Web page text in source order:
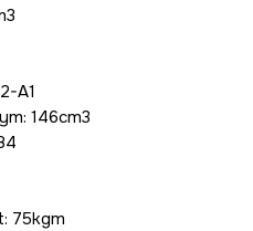
A1
146cm3
75kgm